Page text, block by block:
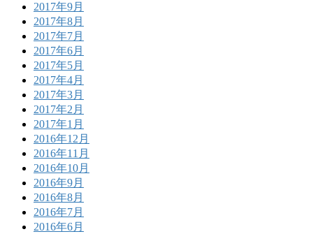
2017年9月
2017年8月
2017年7月
2017年6月
2017年5月
2017年4月
2017年3月
2017年2月
2017年1月
2016年12月
2016年11月
2016年10月
2016年9月
2016年8月
2016年7月
2016年6月